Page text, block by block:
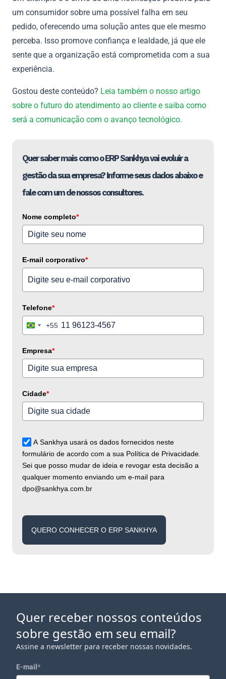
um consumidor sobre uma possível falha em seu
pedido, oferecendo uma solução antes que ele mesmo
perceba. Isso promove confiança e lealdade, já que ele
sente que a organização está comprometida com a sua
experiência.
Gostou deste conteúdo? Leia também o nosso artigo
sobre o futuro do atendimento ao cliente e saiba como
será a comunicação com o avanço tecnológico.
Quer saber mais como o ERP Sankhya vai evoluir a
gestão da sua empresa? Informe seus dados abaixo e
fale com um de nossos consultores.
Nome completo*
E-mail corporativo*
Telefone*
Brazil+55
Empresa*
Cidade*
A Sankhya usará os dados fornecidos neste
formulário de acordo com a sua Política de Privacidade.
Sei que posso mudar de ideia e revogar esta decisão a
qualquer momento enviando um e-mail para
dpo@sankhya.com.br
QUERO CONHECER O ERP SANKHYA
Quer receber nossos conteúdos
sobre gestão em seu email?
Assine a newsletter para receber nossas novidades.
E-mail *